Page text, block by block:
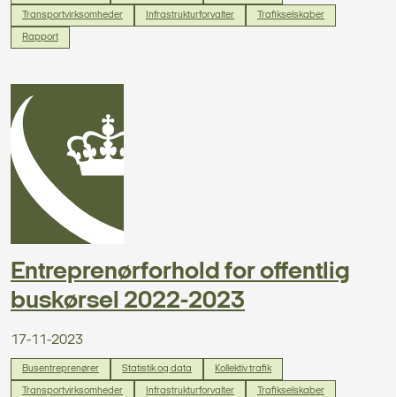
Transportvirksomheder Infrastrukturforvalter Trafikselskaber
Rapport
Entreprenørforhold for offentlig
buskørsel 2022-2023
17-11-2023
Busentreprenører Statistik og data Kollektiv trafik
Transportvirksomheder Infrastrukturforvalter Trafikselskaber